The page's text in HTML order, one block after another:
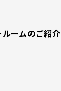
ームのご紹介